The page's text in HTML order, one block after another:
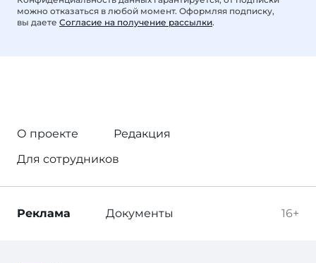
можно отказаться в любой момент. Оформляя подписку,
вы даете Согласие на получение рассылки.
О проекте
Редакция
Для сотрудников
16+
Реклама Документы